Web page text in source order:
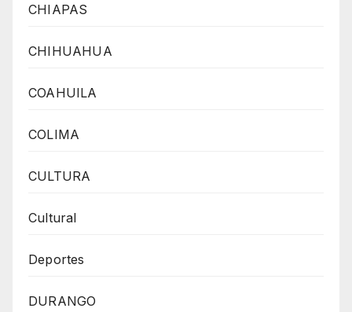
CHIAPAS
CHIHUAHUA
COAHUILA
COLIMA
CULTURA
Cultural
Deportes
DURANGO